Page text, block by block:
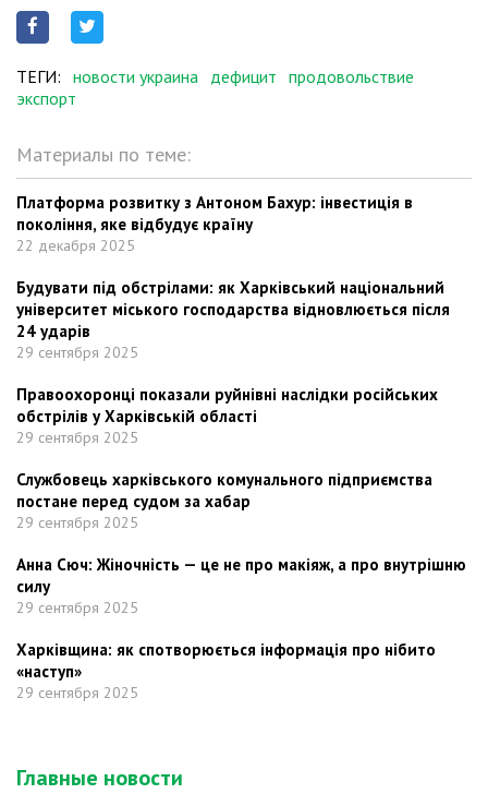
ТЕГИ: новости украина дефицит продовольствие
экспорт
Материалы по теме:
Платформа розвитку з Антоном Бахур: інвестиція в
покоління, яке відбудує країну
22 декабря 2025
Будувати під обстрілами: як Харківський національний
університет міського господарства відновлюється після
24 ударів
29 сентября 2025
Правоохоронці показали руйнівні наслідки російських
обстрілів у Харківській області
29 сентября 2025
Службовець харківського комунального підприємства
постане перед судом за хабар
29 сентября 2025
Анна Сюч: Жіночність — це не про макіяж, а про внутрішню
силу
29 сентября 2025
Харківщина: як спотворюється інформація про нібито
«наступ»
29 сентября 2025
Главные новости